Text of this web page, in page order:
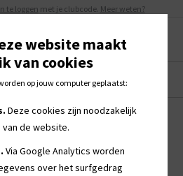
te loggen met je clubcode. Meer weten?
0
website maakt
van cookies
op jouw computer geplaatst:
Deze cookies zijn noodzakelijk
de website.
Via Google Analytics worden
over het surfgedrag